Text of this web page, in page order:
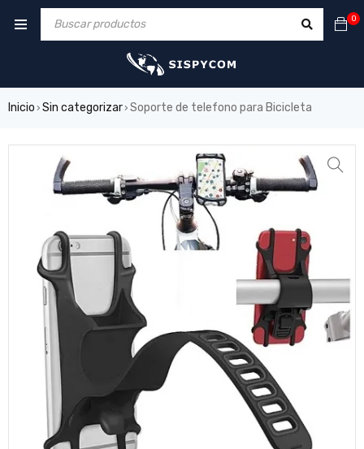
0
Inicio › Sin categorizar› Soporte de telefono para Bicicleta